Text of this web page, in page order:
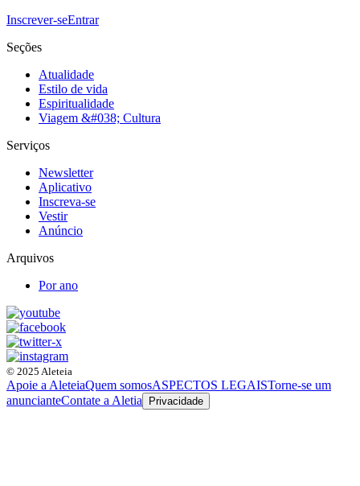
Inscrever-seEntrar
Seções
Atualidade
Estilo de vida
Espiritualidade
Viagem &#038; Cultura
Serviços
Newsletter
Aplicativo
Inscreva-se
Vestir
Anúncio
Arquivos
Por ano
© 2025 Aleteia
Apoie a AleteiaQuem somosASPECTOS LEGAISTorne-se um
anuncianteContate a Aletia Privacidade